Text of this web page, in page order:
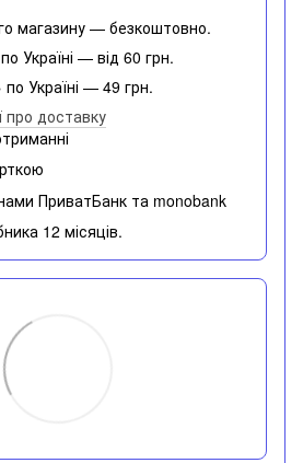
магазину — безкоштовно.
Україні — від 60 грн.
Україні — 49 грн.
про доставку
ПриватБанк та monobank
12 місяців.